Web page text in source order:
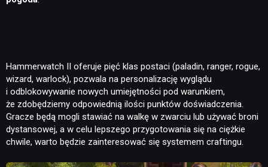
Hammerwatch II oferuje pięć klas postaci (paladin, ranger, rogue,
wizard, warlock), pozwala na personalizację wyglądu
i odblokowywanie nowych umiejętności pod warunkiem,
że zdobędziemy odpowiednią ilości punktów doświadczenia.
Gracze będą mogli stawiać na walkę w zwarciu lub używać broni
dystansowej, a w celu lepszego przygotowania się na ciężkie
chwile, warto będzie zainteresować się systemem craftingu.